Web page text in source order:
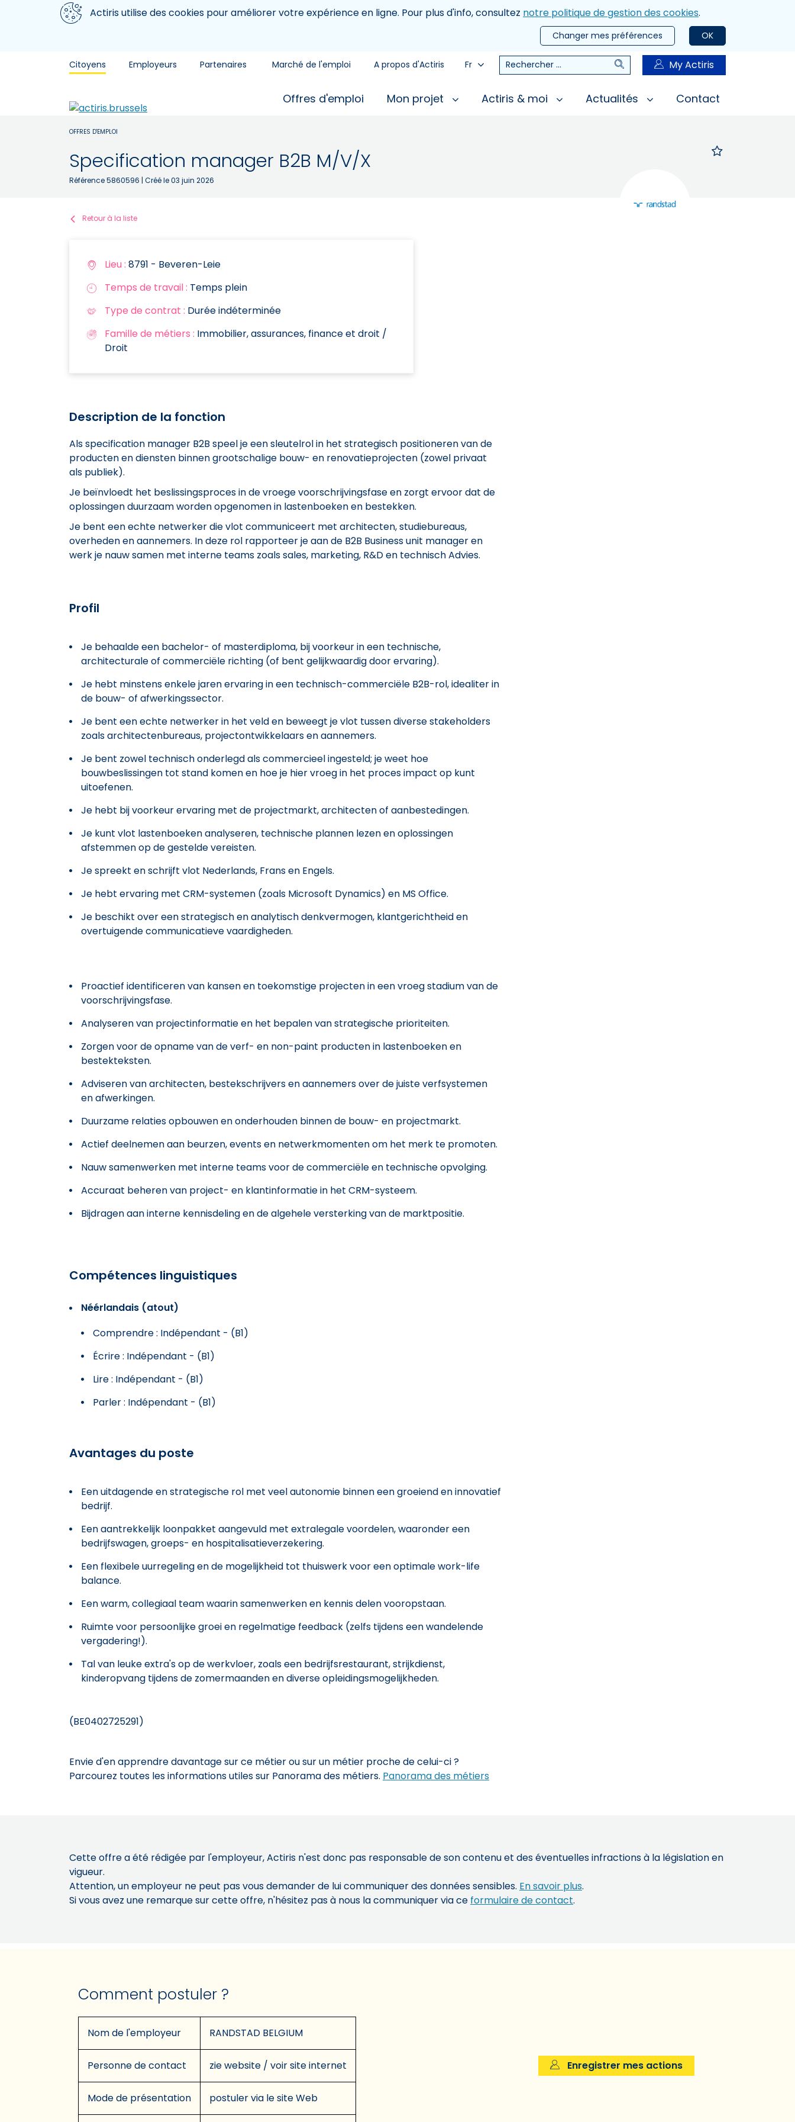
Aller au contenu principal
Nous utilisons des cookiesActiris utilise des cookies pour améliorer votre expérience en ligne. Pour plus d'info, consultez notre politique de gestion des cookies.
OK
Changer mes préférences
Citoyens Employeurs Partenaires Marché de l'emploi A propos d'Actiris Fr Rechercher RechercherMy Actiris
Offres d'emploi Mon projet Actiris & moi Actualités Contact
OFFRES D'EMPLOI
Specification manager B2B M/V/X
Référence 5860596 | Créé le 03 juin 2026
Retour à la liste
Lieu : 8791 - Beveren-Leie
Temps de travail : Temps plein
Type de contrat : Durée indéterminée
Famille de métiers : Immobilier, assurances, finance et droit /
Droit
Description de la fonction
Als specification manager B2B speel je een sleutelrol in het strategisch positioneren van de
producten en diensten binnen grootschalige bouw- en renovatieprojecten (zowel privaat
als publiek).
Je beïnvloedt het beslissingsproces in de vroege voorschrijvingsfase en zorgt ervoor dat de
oplossingen duurzaam worden opgenomen in lastenboeken en bestekken.
Je bent een echte netwerker die vlot communiceert met architecten, studiebureaus,
overheden en aannemers. In deze rol rapporteer je aan de B2B Business unit manager en
werk je nauw samen met interne teams zoals sales, marketing, R&D en technisch Advies.
Profil
Je behaalde een bachelor- of masterdiploma, bij voorkeur in een technische,
architecturale of commerciële richting (of bent gelijkwaardig door ervaring).
Je hebt minstens enkele jaren ervaring in een technisch-commerciële B2B-rol, idealiter in
de bouw- of afwerkingssector.
Je bent een echte netwerker in het veld en beweegt je vlot tussen diverse stakeholders
zoals architectenbureaus, projectontwikkelaars en aannemers.
Je bent zowel technisch onderlegd als commercieel ingesteld; je weet hoe
bouwbeslissingen tot stand komen en hoe je hier vroeg in het proces impact op kunt
uitoefenen.
Je hebt bij voorkeur ervaring met de projectmarkt, architecten of aanbestedingen.
Je kunt vlot lastenboeken analyseren, technische plannen lezen en oplossingen
afstemmen op de gestelde vereisten.
Je spreekt en schrijft vlot Nederlands, Frans en Engels.
Je hebt ervaring met CRM-systemen (zoals Microsoft Dynamics) en MS Office.
Je beschikt over een strategisch en analytisch denkvermogen, klantgerichtheid en
overtuigende communicatieve vaardigheden.
Proactief identificeren van kansen en toekomstige projecten in een vroeg stadium van de
voorschrijvingsfase.
Analyseren van projectinformatie en het bepalen van strategische prioriteiten.
Zorgen voor de opname van de verf- en non-paint producten in lastenboeken en
bestekteksten.
Adviseren van architecten, bestekschrijvers en aannemers over de juiste verfsystemen
en afwerkingen.
Duurzame relaties opbouwen en onderhouden binnen de bouw- en projectmarkt.
Actief deelnemen aan beurzen, events en netwerkmomenten om het merk te promoten.
Nauw samenwerken met interne teams voor de commerciële en technische opvolging.
Accuraat beheren van project- en klantinformatie in het CRM-systeem.
Bijdragen aan interne kennisdeling en de algehele versterking van de marktpositie.
Compétences linguistiques
Néérlandais (atout)
Comprendre : Indépendant - (B1)
Écrire : Indépendant - (B1)
Lire : Indépendant - (B1)
Parler : Indépendant - (B1)
Avantages du poste
Een uitdagende en strategische rol met veel autonomie binnen een groeiend en innovatief
bedrijf.
Een aantrekkelijk loonpakket aangevuld met extralegale voordelen, waaronder een
bedrijfswagen, groeps- en hospitalisatieverzekering.
Een flexibele uurregeling en de mogelijkheid tot thuiswerk voor een optimale work-life
balance.
Een warm, collegiaal team waarin samenwerken en kennis delen vooropstaan.
Ruimte voor persoonlijke groei en regelmatige feedback (zelfs tijdens een wandelende
vergadering!).
Tal van leuke extra's op de werkvloer, zoals een bedrijfsrestaurant, strijkdienst,
kinderopvang tijdens de zomermaanden en diverse opleidingsmogelijkheden.
(BE0402725291)
Envie d'en apprendre davantage sur ce métier ou sur un métier proche de celui-ci ?
Parcourez toutes les informations utiles sur Panorama des métiers. Panorama des métiers
Cette offre a été rédigée par l'employeur, Actiris n'est donc pas responsable de son contenu et des éventuelles infractions à la législation en
vigueur.
Attention, un employeur ne peut pas vous demander de lui communiquer des données sensibles. En savoir plus.
Si vous avez une remarque sur cette offre, n'hésitez pas à nous la communiquer via ce formulaire de contact.
Comment postuler ?
Nom de l'employeur RANDSTAD BELGIUM
Personne de contact zie website / voir site internet
Mode de présentation postuler via le site Web
Enregistrer mes actions